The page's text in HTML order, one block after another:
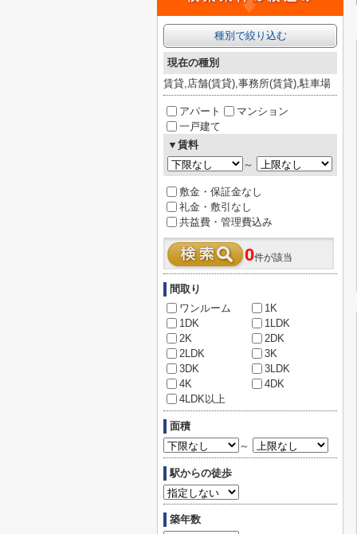
種別で絞り込む
現在の種別
賃貸,店舗(賃貸),事務所(賃貸),駐車場
アパート
マンション
一戸建て
▼賃料
～
敷金・保証金なし
礼金・敷引なし
共益費・管理費込み
0件が該当
間取り
ワンルーム
1K
1DK
1LDK
2K
2DK
2LDK
3K
3DK
3LDK
4K
4DK
4LDK以上
面積
～
駅からの徒歩
築年数